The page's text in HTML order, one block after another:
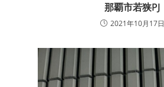
那覇市若狭PJ
2021年10月17日